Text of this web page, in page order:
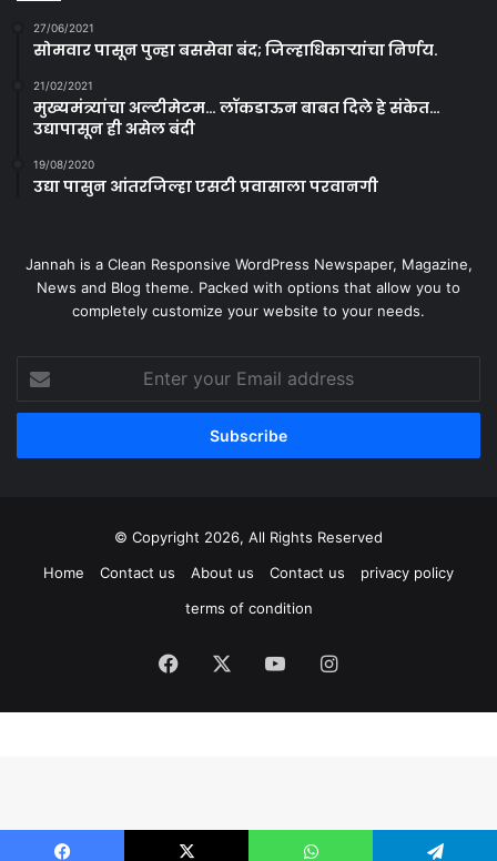
27/06/2021
सोमवार पासून पुन्हा बससेवा बंद; जिल्हाधिकाऱ्यांचा निर्णय.
21/02/2021
मुख्यमंत्र्यांचा अल्टीमेटम… लॉकडाऊन बाबत दिले हे संकेत…
उद्यापासून ही असेल बंदी
19/08/2020
उद्या पासुन आंतरजिल्हा एसटी प्रवासाला परवानगी
Jannah is a Clean Responsive WordPress Newspaper, Magazine,
News and Blog theme. Packed with options that allow you to
completely customize your website to your needs.
Enter
your
Email
© Copyright 2026, All Rights Reserved
Home
Contact us About us Contact us
privacy policy
terms of condition
Facebook YouTubeInstagram